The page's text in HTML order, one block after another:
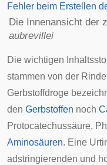
Fehler beim Erstellen
Die Innenansicht der
aubrevillei
Die wichtigen
stammen von der Rinde
Gerbstoffdroge
den Gerbstoffen noch
Protocatechussäure,
Aminosäuren. Eine
adstringierenden und